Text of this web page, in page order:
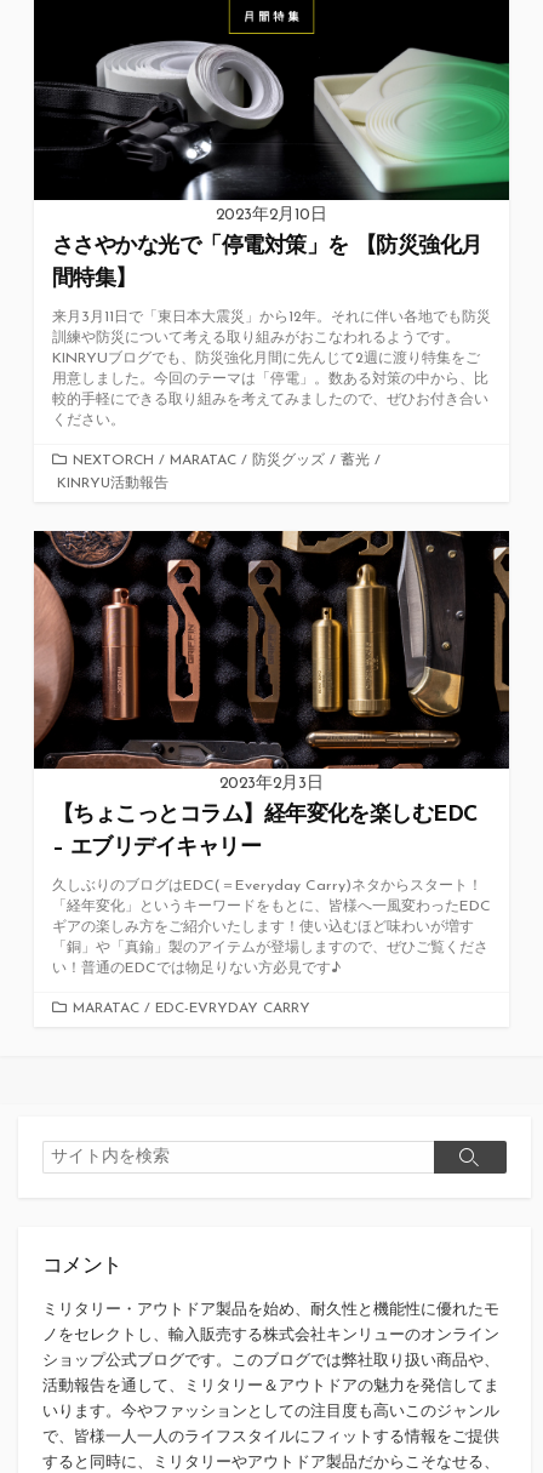
2023年2月10日
ささやかな光で「停電対策」を 【防災強化月
間特集】
来月3月11日で「東日本大震災」から12年。それに伴い各地でも防災
訓練や防災について考える取り組みがおこなわれるようです。
KINRYUブログでも、防災強化月間に先んじて2週に渡り特集をご
用意しました。今回のテーマは「停電」。数ある対策の中から、比
較的手軽にできる取り組みを考えてみましたので、ぜひお付き合い
ください。
カ
テ
リ
ー
NEXTORCH / MARATAC / 防災グッズ / 蓄光 /
KINRYU活動報告
2023年2月3日
【ちょこっとコラム】経年変化を楽しむEDC
– エブリデイキャリー
久しぶりのブログはEDC(＝Everyday Carry)ネタからスタート！
「経年変化」というキーワードをもとに、皆様へ一風変わったEDC
ギアの楽しみ方をご紹介いたします！使い込むほど味わいが増す
「銅」や「真鍮」製のアイテムが登場しますので、ぜひご覧くださ
い！普通のEDCでは物足りない方必見です♪
カ
MARATAC / EDC-EVRYDAY CARRY
検
索
検
コメント
ミリタリー・アウトドア製品を始め、耐久性と機能性に優れたモ
ノをセレクトし、輸入販売する株式会社キンリューのオンライン
ショップ公式ブログです。このブログでは弊社取り扱い商品や、
活動報告を通して、ミリタリー＆アウトドアの魅力を発信してま
いります。今やファッションとしての注目度も高いこのジャンル
で、皆様一人一人のライフスタイルにフィットする情報をご提供
すると同時に、ミリタリーやアウトドア製品だからこそなせる、